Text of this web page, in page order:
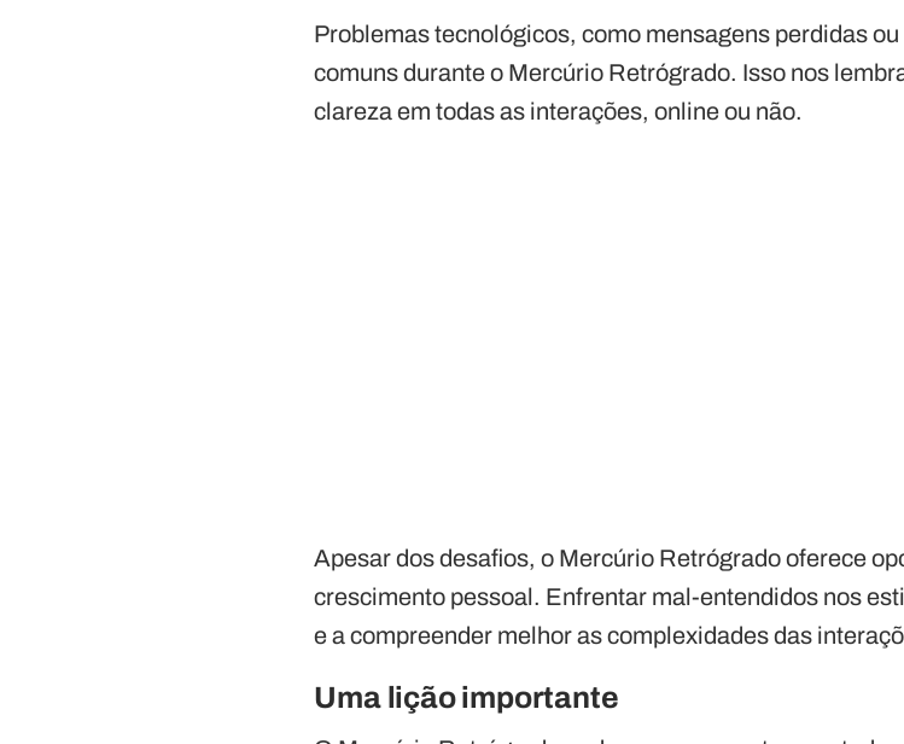
Problemas tecnológicos, como mensagens perdidas
comuns durante o Mercúrio Retrógrado. Isso nos
clareza em todas as interações, online ou não.
Apesar dos desafios, o Mercúrio Retrógrado oferece
crescimento pessoal. Enfrentar mal-entendidos nos
e a compreender melhor as complexidades das
Uma lição importante